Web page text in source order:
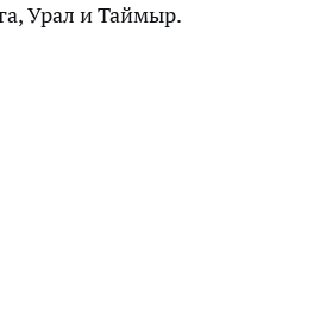
Урал и Таймыр.